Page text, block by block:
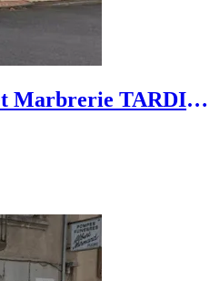
Marbrerie TARDIF-